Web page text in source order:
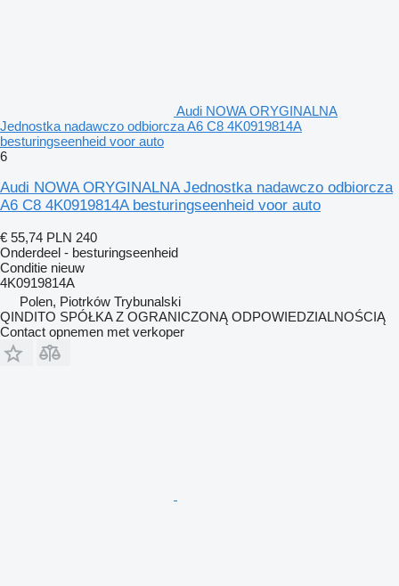
Audi NOWA ORYGINALNA
Jednostka nadawczo odbiorcza A6 C8 4K0919814A
besturingseenheid voor auto
6
Audi NOWA ORYGINALNA Jednostka nadawczo odbiorcza
A6 C8 4K0919814A besturingseenheid voor auto
€ 55,74 PLN 240
Onderdeel - besturingseenheid
Conditie nieuw
4K0919814A
Polen, Piotrków Trybunalski
QINDITO SPÓŁKA Z OGRANICZONĄ ODPOWIEDZIALNOŚCIĄ
Contact opnemen met verkoper